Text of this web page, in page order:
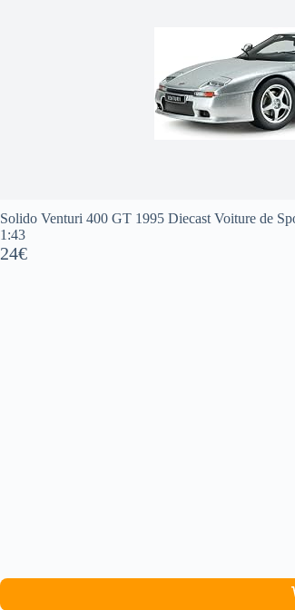
Solido Venturi 400 GT 1995 Diecast Voiture de
1:43
24€